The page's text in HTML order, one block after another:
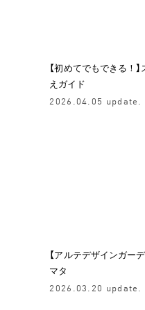
【初めてでもできる！
えガイド
2026.04.05 update.
【アルテデザインガー
マタ
2026.03.20 update.